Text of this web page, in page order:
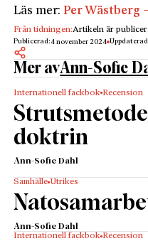
Läs mer:Per Wästberg
Från tidningen:Artikeln är
Publicerad:4 november 2024
Mer avAnn-Sofie
Internationell fackbok Recension
doktrin
Ann-Sofie Dahl
Samhälle Utrikes
Ann-Sofie Dahl
Internationell fackbok Recension